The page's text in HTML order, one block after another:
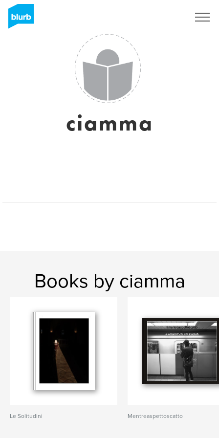
ciamma
Books by ciamma
Le Solitudini Mentreaspettoscatto